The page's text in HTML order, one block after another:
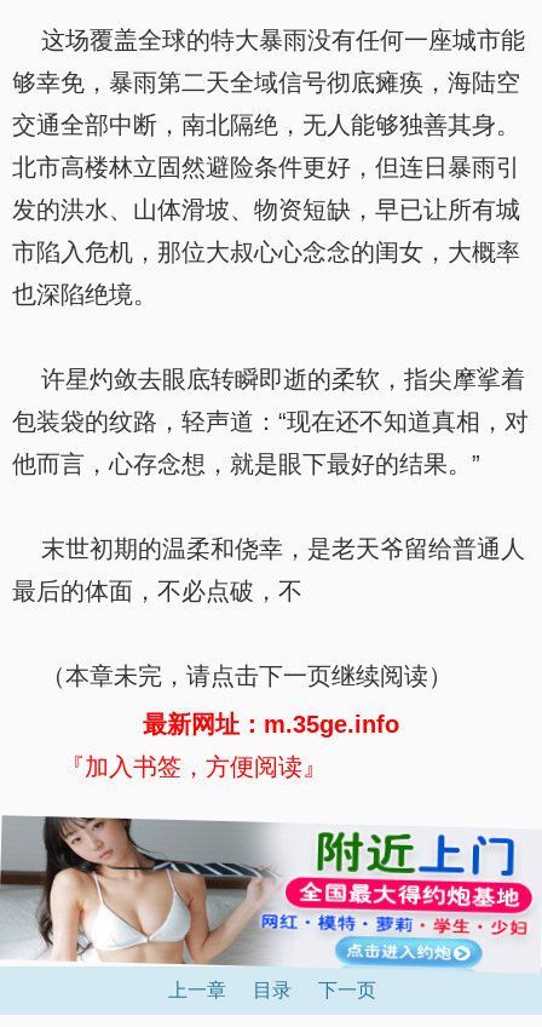
这场覆盖全球的特大暴雨没有任何一座城市能
够幸免，暴雨第二天全域信号彻底瘫痪，海陆空
交通全部中断，南北隔绝，无人能够独善其身。
北市高楼林立固然避险条件更好，但连日暴雨引
发的洪水、山体滑坡、物资短缺，早已让所有城
市陷入危机，那位大叔心心念念的闺女，大概率
也深陷绝境。
许星灼敛去眼底转瞬即逝的柔软，指尖摩挲着
包装袋的纹路，轻声道：“现在还不知道真相，对
他而言，心存念想，就是眼下最好的结果。”
末世初期的温柔和侥幸，是老天爷留给普通人
最后的体面，不必点破，不
（本章未完，请点击下一页继续阅读）
最新网址：m.35ge.info
『加入书签，方便阅读』
上一章 目录 下一页